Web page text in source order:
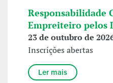
Responsabilidade
Empreiteiro pelos
23 de outubro de
Inscrições abertas
Ler mais